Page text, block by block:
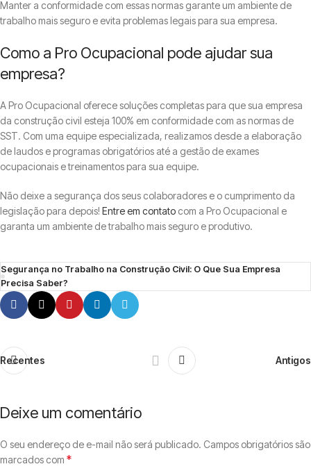
Manter a conformidade com essas normas garante um ambiente de
trabalho mais seguro e evita problemas legais para sua empresa.
Como a Pro Ocupacional pode ajudar sua
empresa?
A Pro Ocupacional oferece soluções completas para que sua empresa
da construção civil esteja 100% em conformidade com as normas de
SST. Com uma equipe especializada, realizamos desde a elaboração
de laudos e programas obrigatórios até a gestão de exames
ocupacionais e treinamentos para sua equipe.
Não deixe a segurança dos seus colaboradores e o cumprimento da
legislação para depois! Entre em contato com a Pro Ocupacional e
garanta um ambiente de trabalho mais seguro e produtivo.
Segurança no Trabalho na Construção Civil: O Que Sua Empresa
Precisa Saber?
Recentes Antigos
Deixe um comentário
O seu endereço de e-mail não será publicado. Campos obrigatórios são
marcados com *